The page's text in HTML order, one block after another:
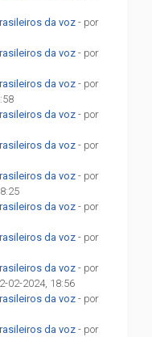
da voz - por
da voz - por
da voz - por
da voz - por
da voz - por
da voz - por
da voz - por
da voz - por
da voz - por
02-2024, 18:56
da voz - por
da voz - por